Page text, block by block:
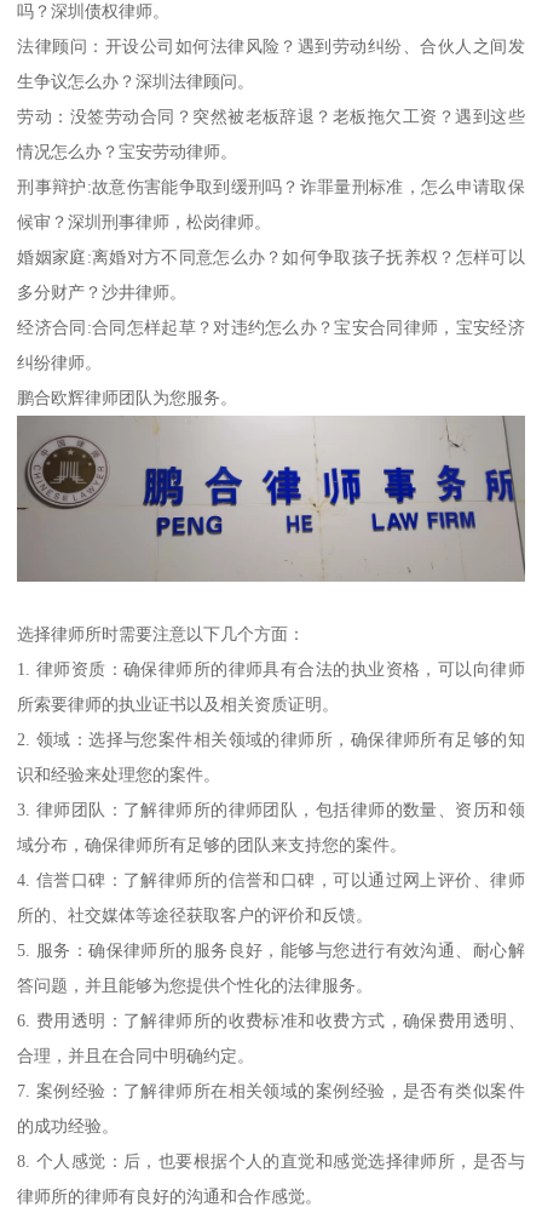
吗？深圳债权律师。
法律顾问：开设公司如何法律风险？遇到劳动纠纷、合伙人之间发
生争议怎么办？深圳法律顾问。
劳动：没签劳动合同？突然被老板辞退？老板拖欠工资？遇到这些
情况怎么办？宝安劳动律师。
刑事辩护:故意伤害能争取到缓刑吗？诈罪量刑标准，怎么申请取保
候审？深圳刑事律师，松岗律师。
婚姻家庭:离婚对方不同意怎么办？如何争取孩子抚养权？怎样可以
多分财产？沙井律师。
经济合同:合同怎样起草？对违约怎么办？宝安合同律师，宝安经济
纠纷律师。
鹏合欧辉律师团队为您服务。
选择律师所时需要注意以下几个方面：
1. 律师资质：确保律师所的律师具有合法的执业资格，可以向律师
所索要律师的执业证书以及相关资质证明。
2. 领域：选择与您案件相关领域的律师所，确保律师所有足够的知
识和经验来处理您的案件。
3. 律师团队：了解律师所的律师团队，包括律师的数量、资历和领
域分布，确保律师所有足够的团队来支持您的案件。
4. 信誉口碑：了解律师所的信誉和口碑，可以通过网上评价、律师
所的、社交媒体等途径获取客户的评价和反馈。
5. 服务：确保律师所的服务良好，能够与您进行有效沟通、耐心解
答问题，并且能够为您提供个性化的法律服务。
6. 费用透明：了解律师所的收费标准和收费方式，确保费用透明、
合理，并且在合同中明确约定。
7. 案例经验：了解律师所在相关领域的案例经验，是否有类似案件
的成功经验。
8. 个人感觉：后，也要根据个人的直觉和感觉选择律师所，是否与
律师所的律师有良好的沟通和合作感觉。